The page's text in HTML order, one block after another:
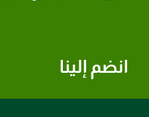
انضم إلينا